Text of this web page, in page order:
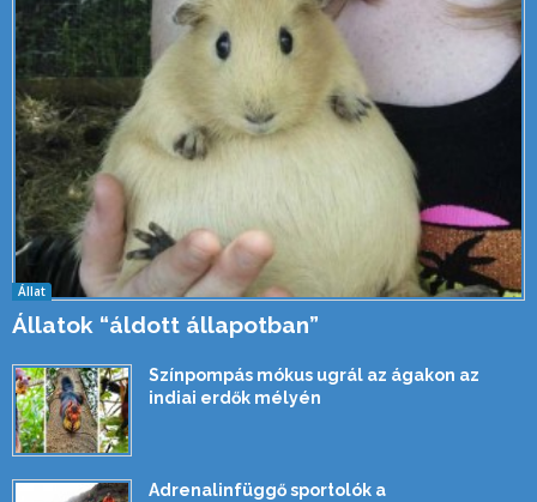
Állat
Állatok “áldott állapotban”
Színpompás mókus ugrál az ágakon az
indiai erdők mélyén
Adrenalinfüggő sportolók a